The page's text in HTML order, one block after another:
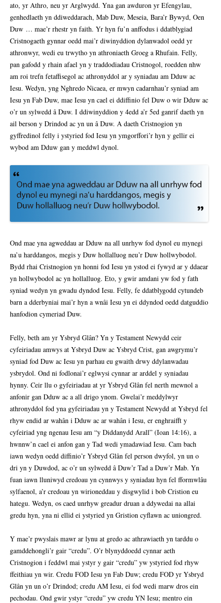
ato, yr Athro, neu yr Arglwydd. Yna gan awduron yr Efengylau,
genhedlaeth yn ddiweddarach, Mab Duw, Meseia, Bara’r Bywyd, Oen
Duw … mae’r rhestr yn faith. Yr hyn fu’n anffodus i ddatblygiad
Cristnogaeth gynnar oedd mai’r diwinyddion dylanwadol oedd yr
athronwyr, wedi eu trwytho yn athroniaeth Groeg a Rhufain. Felly,
pan gafodd y rhain afael yn y traddodiadau Cristnogol, roedden nhw
am roi trefn fetaffisegol ac athronyddol ar y syniadau am Dduw ac
Iesu. Wedyn, yng Nghredo Nicaea, er mwyn cadarnhau’r syniad am
Iesu yn Fab Duw, mae Iesu yn cael ei ddiffinio fel Duw o wir Dduw ac
o’r un sylwedd â Duw. I ddiwinyddion y 4edd a’r 5ed ganrif daeth yn
ail berson y Drindod ac yn un â Duw. A daeth Cristnogion yn
gyffredinol felly i ystyried fod Iesu yn ymgorffori’r hyn y gellir ei
wybod am Dduw gan y meddwl dynol.
Ond mae yna agweddau ar Dduw na all unrhyw fod dynol eu mynegi
na’u harddangos, megis y Duw hollalluog neu’r Duw hollwybodol.
Bydd rhai Cristnogion yn honni fod Iesu yn ystod ei fywyd ar y ddaear
yn hollwybodol ac yn hollalluog. Eto, y gwir amdani yw fod y fath
syniad wedyn yn gwadu dyndod Iesu. Felly, fe ddatblygodd cytundeb
barn a dderbyniai mai’r hyn a wnâi Iesu yn ei ddyndod oedd datguddio
hanfodion cymeriad Duw.
Felly, beth am yr Ysbryd Glân? Yn y Testament Newydd ceir
cyfeiriadau amwys at Ysbryd Duw ac Ysbryd Crist, gan awgrymu’r
syniad fod Duw ac Iesu yn parhau eu gwaith drwy ddylanwadau
ysbrydol. Ond ni fodlonai’r eglwysi cynnar ar arddel y syniadau
hynny. Ceir llu o gyfeiriadau at yr Ysbryd Glân fel nerth mewnol a
anfonir gan Dduw ac a all drigo ynom. Gwelai’r meddylwyr
athronyddol fod yna gyfeiriadau yn y Testament Newydd at Ysbryd fel
rhyw endid ar wahân i Dduw ac ar wahân i Iesu, er enghraifft y
cyfeiriad yng ngenau Iesu am “y Diddanydd Arall” (Ioan 14:16), a
hwnnw’n cael ei anfon gan y Tad wedi ymadawiad Iesu. Cam bach
iawn wedyn oedd diffinio’r Ysbryd Glân fel person dwyfol, yn un o
dri yn y Duwdod, ac o’r un sylwedd â Duw’r Tad a Duw’r Mab. Yn
fuan iawn lluniwyd credoau yn cynnwys y syniadau hyn fel fformwlâu
sylfaenol, a’r credoau yn wirioneddau y disgwylid i bob Cristion eu
hategu. Wedyn, os caed unrhyw greadur druan a ddywedai na allai
gredu hyn, yna ni ellid ei ystyried yn Gristion cyflawn ac uniongred.
Y mae’r pwyslais mawr ar lynu at gredo ac athrawiaeth yn tarddu o
gamddehongli’r gair “credu”. O’r blynyddoedd cynnar aeth
Cristnogion i feddwl mai ystyr y gair “credu” yw ystyried fod rhyw
ffeithiau yn wir. Credu FOD Iesu yn Fab Duw; credu FOD yr Ysbryd
Glân yn un o’r Drindod; credu AM Iesu, ei fod wedi marw dros ein
pechodau. Ond gwir ystyr “credu” yw credu YN Iesu; mentro ein